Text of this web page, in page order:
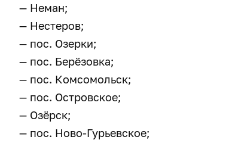
— Неман;
— Нестеров;
— пос. Озерки;
— пос. Берёзовка;
— пос. Комсомольск;
— пос. Островское;
— Озёрск;
— пос. Ново-Гурьевское;